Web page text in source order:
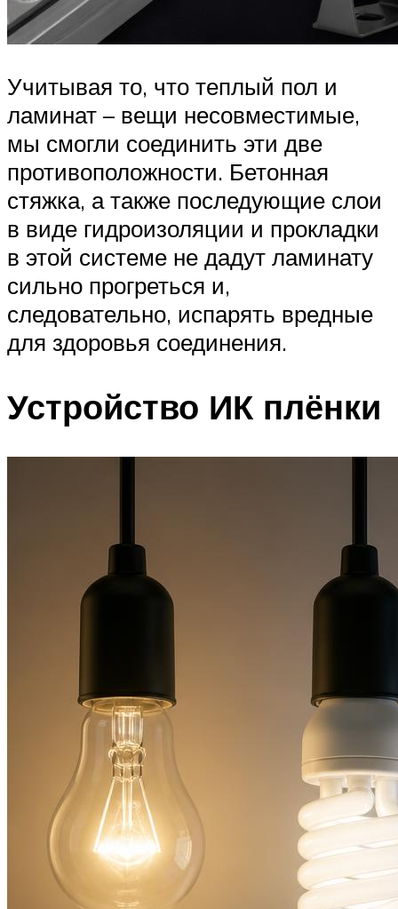
Учитывая то, что теплый пол и
ламинат – вещи несовместимые,
мы смогли соединить эти две
противоположности. Бетонная
стяжка, а также последующие слои
в виде гидроизоляции и прокладки
в этой системе не дадут ламинату
сильно прогреться и,
следовательно, испарять вредные
для здоровья соединения.
Устройство ИК плёнки